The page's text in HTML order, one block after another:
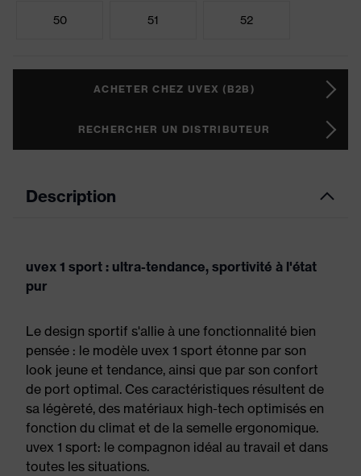
50 51 52
ACHETER CHEZ UVEX (B2B)
RECHERCHER UN DISTRIBUTEUR
Description
uvex 1 sport : ultra-tendance, sportivité à l'état
pur
Le design sportif s'allie à une fonctionnalité bien
pensée : le modèle uvex 1 sport étonne par son
look jeune et tendance, ainsi que par son confort
de port optimal. Ces caractéristiques résultent de
sa légèreté, des matériaux high-tech optimisés en
fonction du climat et de la semelle ergonomique.
uvex 1 sport: le compagnon idéal au travail et dans
toutes les situations.